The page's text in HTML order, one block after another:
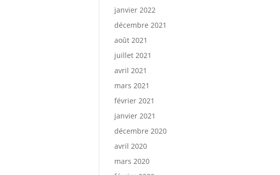
janvier 2022
décembre 2021
août 2021
juillet 2021
avril 2021
mars 2021
février 2021
janvier 2021
décembre 2020
avril 2020
mars 2020